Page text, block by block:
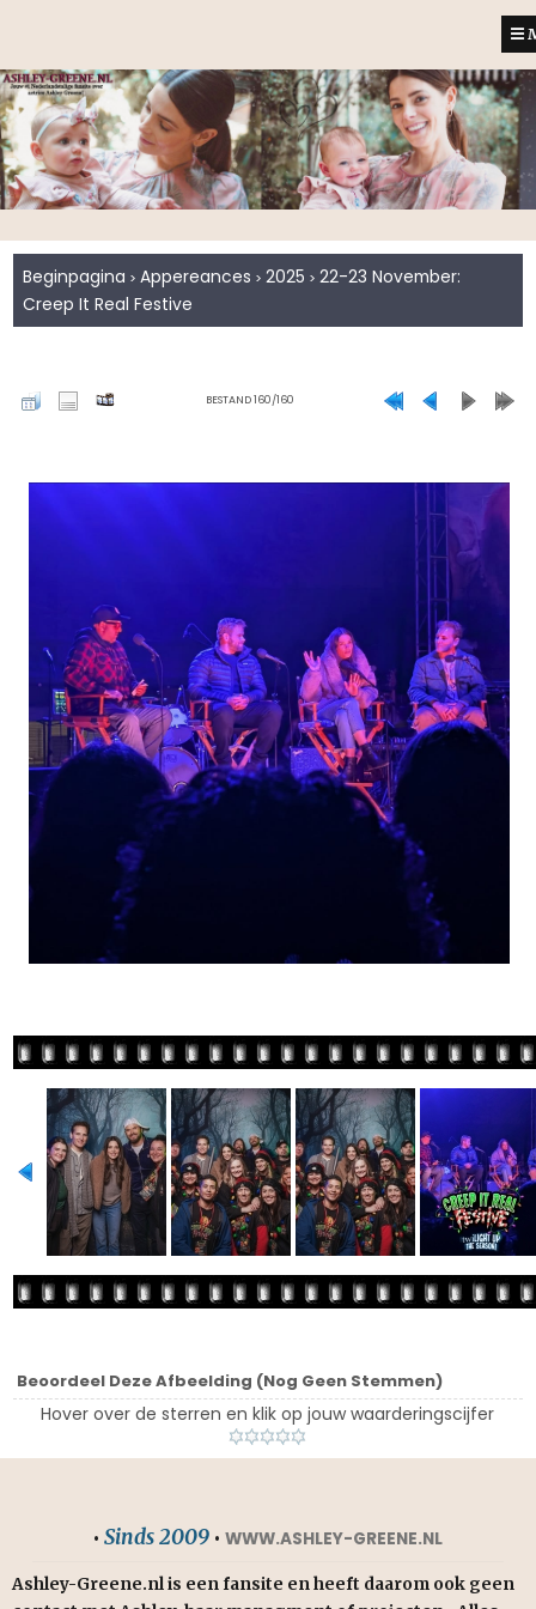
Beginpagina > Appereances > 2025 > 22-23 November:
Creep It Real Festive
BESTAND 160/160
Beoordeel Deze Afbeelding (Nog Geen Stemmen)
Hover over de sterren en klik op jouw waarderingscijfer
• Sinds 2009 • WWW.ASHLEY-GREENE.NL
Ashley-Greene.nl is een fansite en heeft daarom ook geen